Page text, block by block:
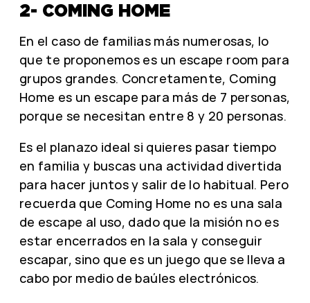
2- COMING HOME
En el caso de familias más numerosas, lo
que te proponemos es un escape room para
grupos grandes. Concretamente, Coming
Home es un escape para más de 7 personas,
porque se necesitan entre 8 y 20 personas.
Es el planazo ideal si quieres pasar tiempo
en familia y buscas una actividad divertida
para hacer juntos y salir de lo habitual. Pero
recuerda que Coming Home no es una sala
de escape al uso, dado que la misión no es
estar encerrados en la sala y conseguir
escapar, sino que es un juego que se lleva a
cabo por medio de baúles electrónicos.